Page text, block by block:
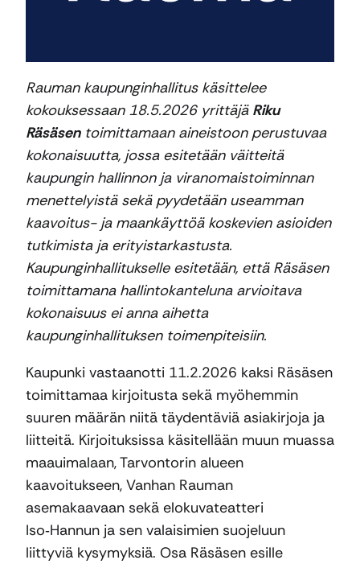
Rauman kaupunginhallitus käsittelee
kokouksessaan 18.5.2026 yrittäjä Riku
Räsäsentoimittamaan aineistoon perustuvaa
kokonaisuutta, jossa esitetään väitteitä
kaupungin hallinnon ja viranomaistoiminnan
menettelyistä sekä pyydetään useamman
kaavoitus- ja maankäyttöä koskevien asioiden
tutkimista ja erityistarkastusta.
Kaupunginhallitukselle esitetään, että Räsäsen
toimittamana hallintokanteluna arvioitava
kokonaisuus ei anna aihetta
kaupunginhallituksen toimenpiteisiin.
Kaupunki vastaanotti 11.2.2026 kaksi Räsäsen
toimittamaa kirjoitusta sekä myöhemmin
suuren määrän niitä täydentäviä asiakirjoja ja
liitteitä. Kirjoituksissa käsitellään muun muassa
maauimalaan, Tarvontorin alueen
kaavoitukseen, Vanhan Rauman
asemakaavaan sekä elokuvateatteri
Iso‑Hannun ja sen valaisimien suojeluun
liittyviä kysymyksiä. Osa Räsäsen esille